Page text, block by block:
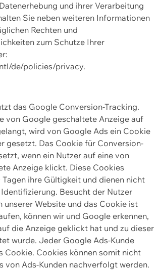
und ihrer Verarbeitung
Sie neben weiteren Informationen
Rechten und
zum Schutze Ihrer
de/policies/privacy.
das Google Conversion-Tracking.
von Google geschaltete Anzeige auf
wird von Google Ads ein Cookie
gesetzt. Das Cookie für Conversion-
wenn ein Nutzer auf eine von
Anzeige klickt. Diese Cookies
ihre Gültigkeit und dienen nicht
Besucht der Nutzer
unserer Website und das Cookie ist
können wir und Google erkennen,
die Anzeige geklickt hat und zu dieser
wurde. Jeder Google Ads-Kunde
Cookie. Cookies können somit nicht
von Ads-Kunden nachverfolgt werden.